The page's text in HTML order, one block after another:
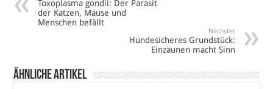
Toxoplasma gondii: Der Parasit
der Katzen, Mäuse und
Menschen befällt
Nächster
Hundesicheres Grundstück:
Einzäunen macht Sinn
Ähnliche Artikel